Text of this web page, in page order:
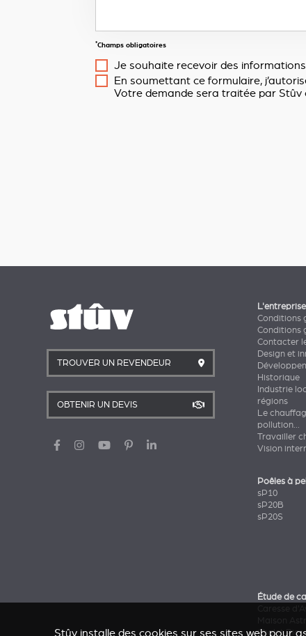
*Champs obligatoires
Je souhaite recevoir des
En soumettant ce formulaire,
Votre demande sera traitée par
TROUVER UN REVENDEUR
OBTENIR UN DEVIS
L'entreprise
Conditions
Conditions
Contacter
Design et
Historique
Industrie
régions
Le
pollution...
Travailler
Vision
Poêles à
sP10
sP20B
sP20S
Étude de
Chalet
Stûv installe des cookies sur ses sites web pour